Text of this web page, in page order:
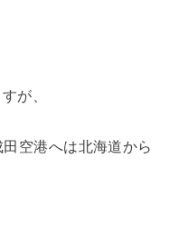
が、
空港へは北海道から